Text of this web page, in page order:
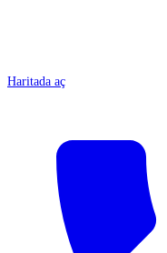
Haritada aç